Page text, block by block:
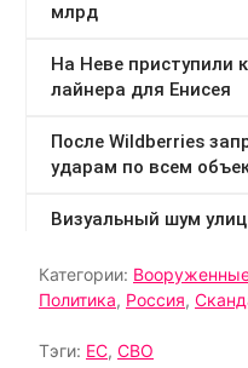
Категории:
Политика, Россия,
Тэги: ЕС, СВО